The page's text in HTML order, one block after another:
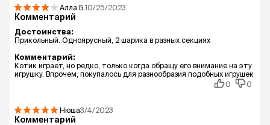
Алла Б.10/25/2023
Комментарий
Достоинства:
Прикольный. Одноярусный, 2 шарика в разных секциях
Комментарий:
Котик играет, но редко, только когда обращу его внимание на эту
игрушку. Впрочем, покупалось для разнообразия подобных игрушек
0
0
Нюша3/4/2023
Комментарий